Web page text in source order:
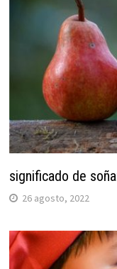
significado de
26 agosto, 2022